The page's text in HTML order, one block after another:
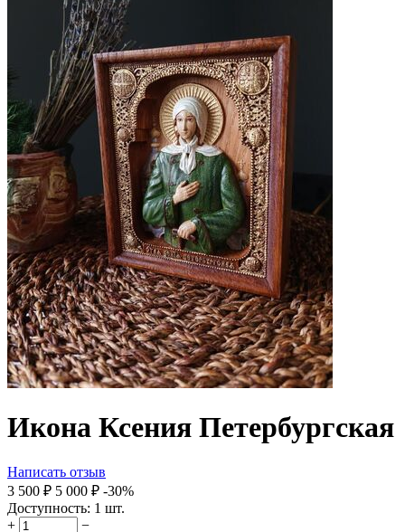
Икона Ксения Петербургская
Написать отзыв
3 500 ₽ 5 000 ₽ -30%
Доступность: 1 шт.
+
−